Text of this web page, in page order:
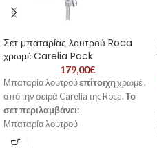
Σετ μπαταρίας λουτρού Roca
χρωμέ Carelia Pack
179,00€
Μπαταρία λουτρούεπίτοιχη χρωμέ ,
από την σειρά Carelia της Roca. Το
σετ περιλαμβάνει:
Μπαταρία λουτρού
Σπιράλ